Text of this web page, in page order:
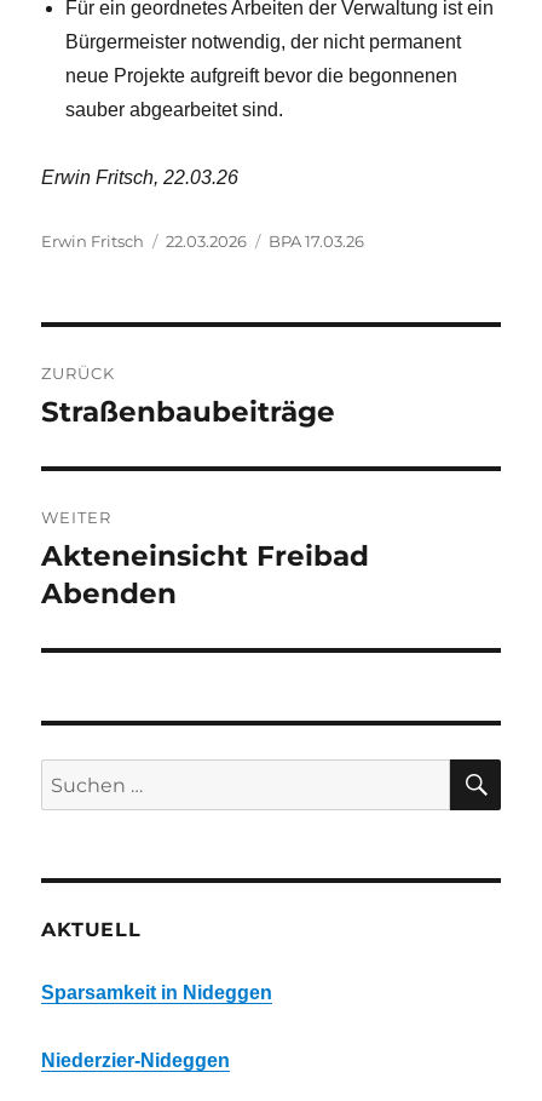
Für ein geordnetes Arbeiten der Verwaltung ist ein
Bürgermeister notwendig, der nicht permanent
neue Projekte aufgreift bevor die begonnenen
sauber abgearbeitet sind.
Erwin Fritsch, 22.03.26
Autor
Erwin Fritsch
Veröffentlicht
22.03.2026 Kategorien
BPA 17.03.26
ZURÜCK
Vorheriger
Straßenbaubeiträge
WEITER
Nächster
Beitrag:
Akteneinsicht Freibad
Abenden
Suchen
nach:
AKTUELL
Sparsamkeit in Nideggen
Niederzier-Nideggen